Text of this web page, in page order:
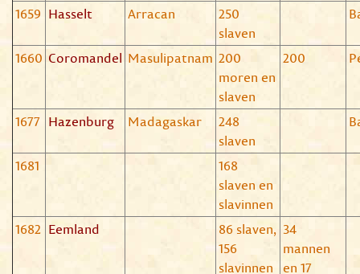
1659 Hasselt Arracan
250
slaven
1660 Coromandel Masulipatnam 200
moren en
slaven
200
1677 Hazenburg Madagaskar
248
slaven
1681
168
slaven en
slavinnen
1682 Eemland
86 slaven,
156
slavinnen
34
mannen
en 17